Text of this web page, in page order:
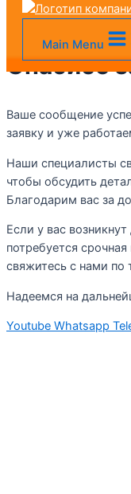
Перейти к
VK MAX
Main Menu
Спасибо
Ваше сообщение
заявку и уже
Наши специалисты
чтобы обсудить
Благодарим вас за
Если у вас
потребуется
свяжитесь с нами по
Надеемся на
Youtube Whatsapp